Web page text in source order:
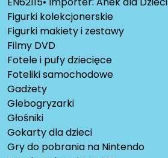
Figurki kolekcjonerskie
Figurki makiety i zestawy
Filmy DVD
Fotele i pufy dziecięce
Foteliki samochodowe
Gadżety
Glebogryzarki
Głośniki
Gokarty dla dzieci
Gry do pobrania na Nintendo